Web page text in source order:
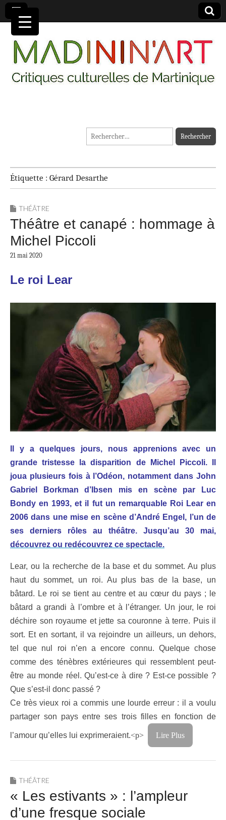
MADININ'ART
Rechercher :
Étiquette : Gérard Desarthe
THÉÂTRE
Théâtre et canapé : hommage à
Michel Piccoli
21 mai 2020
Le roi Lear
Il y a quelques jours, nous apprenions avec un
grande tristesse la disparition de Michel Piccoli. Il
joua plusieurs fois à l’Odéon, notamment dans John
Gabriel Borkman d’Ibsen mis en scène par Luc
Bondy en 1993, et il fut un remarquable Roi Lear en
2006 dans une mise en scène d’André Engel, l’un de
ses derniers rôles au théâtre. Jusqu’au 30 mai,
découvrez ou redécouvrez ce spectacle.
Lear, ou la recherche de la base et du sommet. Au plus
haut du sommet, un roi. Au plus bas de la base, un
bâtard. Le roi se tient au centre et au cœur du pays ; le
bâtard a grandi à l’ombre et à l’étranger. Un jour, le roi
déchire son royaume et jette sa couronne à terre. Puis il
sort. Et en sortant, il va rejoindre un ailleurs, un dehors,
tel que nul roi n’en a encore connu. Quelque chose
comme des ténèbres extérieures qui ressemblent peut-
être au monde réel. Qu’est-ce à dire ? Est-ce possible ?
Que s’est-il donc passé ?
Ce très vieux roi a commis une lourde erreur : il a voulu
partager son pays entre ses trois filles en fonction de
l’amour qu’elles lui exprimeraient.<p> Lire Plus
THÉÂTRE
« Les estivants » : l’ampleur
d’une fresque sociale